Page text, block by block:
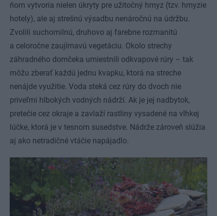
ňom vytvoria nielen úkryty pre užitočný hmyz (tzv. hmyzie
hotely), ale aj strešnú výsadbu nenáročnú na údržbu.
Zvolili suchomilnú, druhovo aj farebne rozmanitú
a celoročne zaujímavú vegetáciu. Okolo strechy
záhradného domčeka umiestnili odkvapové rúry – tak
môžu zberať každú jednu kvapku, ktorá na streche
nenájde využitie. Voda steká cez rúry do dvoch nie
priveľmi hlbokých vodných nádrží. Ak je jej nadbytok,
pretečie cez okraje a zavlaží rastliny vysadené na vlhkej
lúčke, ktorá je v tesnom susedstve. Nádrže zároveň slúžia
aj ako netradičné vtáčie napájadlo.